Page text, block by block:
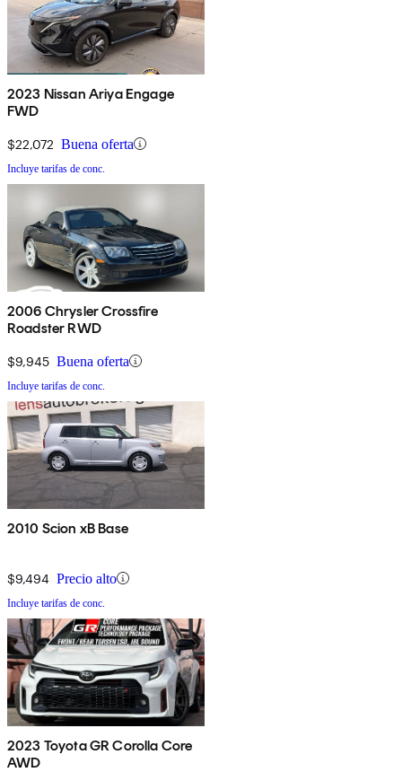
2023 Nissan Ariya Engage
FWD
$22,072 Buena oferta
Incluye tarifas de conc.
2006 Chrysler Crossfire
Roadster RWD
$9,945 Buena oferta
Incluye tarifas de conc.
2010 Scion xB Base
$9,494 Precio alto
Incluye tarifas de conc.
2023 Toyota GR Corolla Core
AWD